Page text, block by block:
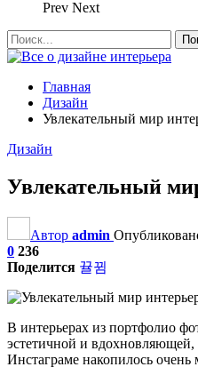
Prev Next
Главная
Дизайн
Увлекательный мир
Дизайн
Увлекательный
Автор admin
0 236
Поделится
В интерьерах из портфолио
эстетичной и вдохновляющей,
Инстаграме накопилось